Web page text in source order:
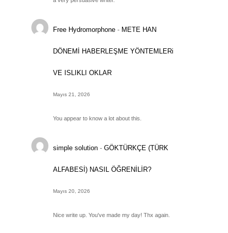
Free Hydromorphone - METE HAN
DÖNEMİ HABERLEŞME YÖNTEMLERi
VE ISLIKLI OKLAR
Mayıs 21, 2026
You appear to know a lot about this.
simple solution -GÖKTÜRKÇE (TÜRK
ALFABESİ) NASIL ÖĞRENİLİR?
Mayıs 20, 2026
Nice write up. You've made my day! Thx again.